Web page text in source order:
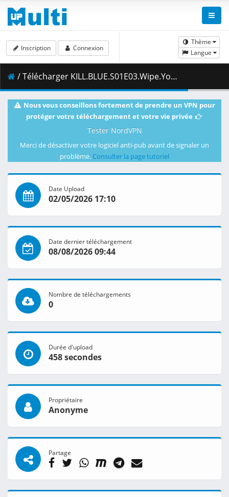
Thème
Langue
Inscription Connexion
/ Télécharger KILL.BLUE.S01E03.Wipe.Your.Own.Butt.1080p.CR.WEB-DL.DUAL.AAC2.0.H.264-VARYG.mkv.003 ( 479.21 MB )
Nous vous conseillons fortement de prendre un VPN pour
protéger votre téléchargement et votre vie privée
Tester NordVPN
Merci de désactiver votre logiciel anti-pub avant de signaler un
problème. Consulter la page tutoriel
Date Upload
02/05/2026 17:10
Date dernier téléchargement
08/08/2026 09:44
Nombre de téléchargements
0
Durée d'upload
458 secondes
Propriétaire
Anonyme
Partage